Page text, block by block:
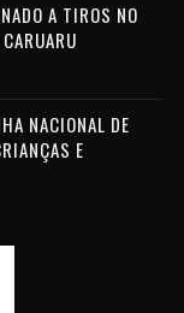
A TIROS NO
NACIONAL DE
E